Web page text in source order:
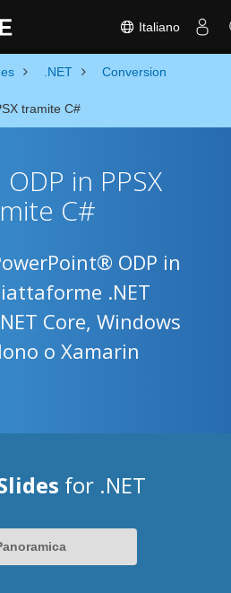
Italiano
.NET Conversion
tramite C#
in PPSX
C#
ODP in
.NET
Core, Windows
o Xamarin
for .NET